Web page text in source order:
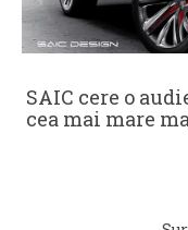
SAIC cere o
cea mai mare